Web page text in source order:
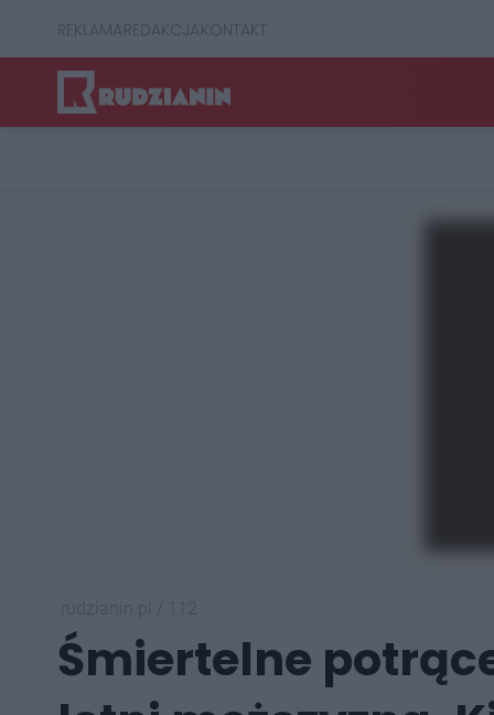
REKLAMAREDAKCJAKONTAKT
Śmiertelne